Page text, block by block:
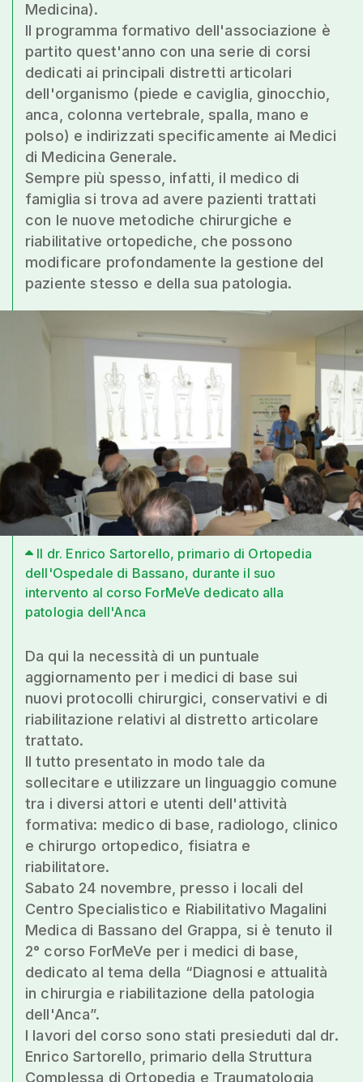
Medicina).
Il programma formativo dell'associazione è
partito quest'anno con una serie di corsi
dedicati ai principali distretti articolari
dell'organismo (piede e caviglia, ginocchio,
anca, colonna vertebrale, spalla, mano e
polso) e indirizzati specificamente ai Medici
di Medicina Generale.
Sempre più spesso, infatti, il medico di
famiglia si trova ad avere pazienti trattati
con le nuove metodiche chirurgiche e
riabilitative ortopediche, che possono
modificare profondamente la gestione del
paziente stesso e della sua patologia.
Il dr. Enrico Sartorello, primario di Ortopedia
dell'Ospedale di Bassano, durante il suo
intervento al corso ForMeVe dedicato alla
patologia dell'Anca
Da qui la necessità di un puntuale
aggiornamento per i medici di base sui
nuovi protocolli chirurgici, conservativi e di
riabilitazione relativi al distretto articolare
trattato.
Il tutto presentato in modo tale da
sollecitare e utilizzare un linguaggio comune
tra i diversi attori e utenti dell'attività
formativa: medico di base, radiologo, clinico
e chirurgo ortopedico, fisiatra e
riabilitatore.
Sabato 24 novembre, presso i locali del
Centro Specialistico e Riabilitativo Magalini
Medica di Bassano del Grappa, si è tenuto il
2° corso ForMeVe per i medici di base,
dedicato al tema della “Diagnosi e attualità
in chirurgia e riabilitazione della patologia
dell'Anca”.
I lavori del corso sono stati presieduti dal dr.
Enrico Sartorello, primario della Struttura
Complessa di Ortopedia e Traumatologia